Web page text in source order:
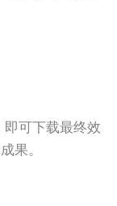
可下载最终效
果。